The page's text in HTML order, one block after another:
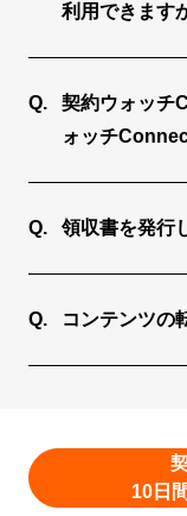
月額：3,520円
月額：3,300
利用できます
※法人会員プ
は、メンバー
ー」より）
メンバーの方
ン後３営業日
契約ウォッチ
ォッチ
め、契約ウォ
ります。
領収書を発行
コンテンツの
応じて引用さ
の範囲にてお
10日